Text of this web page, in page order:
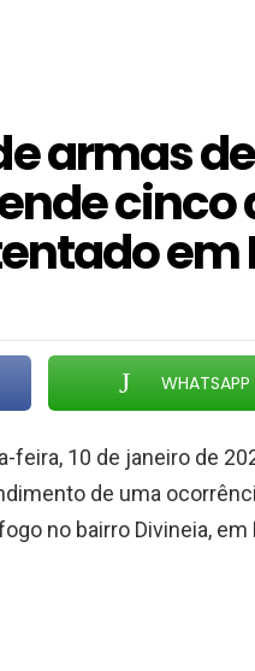
armas
cinco
WHATSAPP
feira, 10 de janeiro de
de uma
no bairro Divineia,